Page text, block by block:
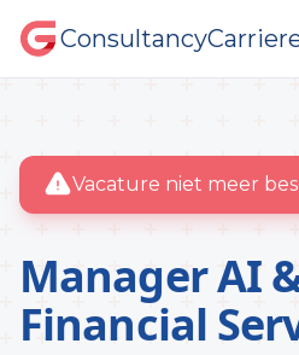
Vacature niet meer
Manager AI
Financial